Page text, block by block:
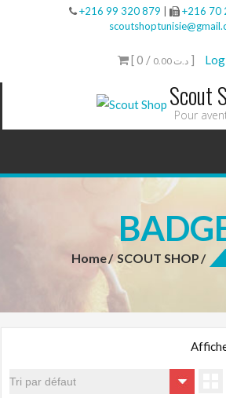
+216 99 320 879 +216 70
[ 0 / 0.00 د.ت]
Scout
Pour
Home SCOUT SHOP